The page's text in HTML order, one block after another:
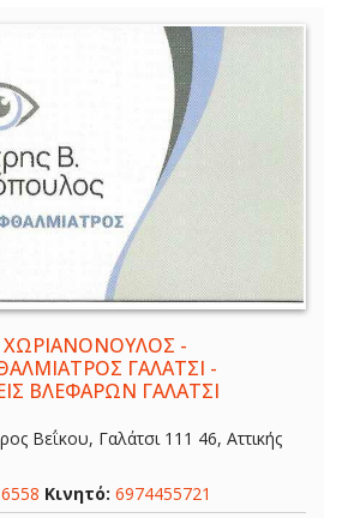
-
ΓΑΛΑΤΣΙ -
ΒΛΕΦΑΡΩΝ ΓΑΛΑΤΣΙ
Βεΐκου, Γαλάτσι 111 46, Αττικής
Κινητό: 6974455721